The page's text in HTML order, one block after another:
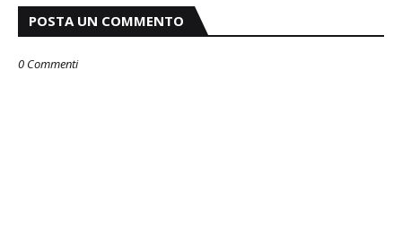
POSTA UN COMMENTO
0 Commenti